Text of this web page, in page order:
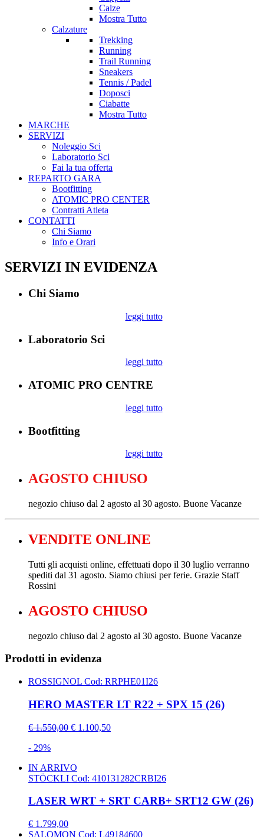
Calze
Mostra Tutto
Calzature
Trekking
Running
Trail Running
Sneakers
Tennis / Padel
Doposci
Ciabatte
Mostra Tutto
MARCHE
SERVIZI
Noleggio Sci
Laboratorio Sci
Fai la tua offerta
REPARTO GARA
Bootfitting
ATOMIC PRO CENTER
Contratti Atleta
CONTATTI
Chi Siamo
Info e Orari
SERVIZI IN EVIDENZA
Chi Siamo
leggi tutto
Laboratorio Sci
leggi tutto
ATOMIC PRO CENTRE
leggi tutto
Bootfitting
leggi tutto
AGOSTO CHIUSO
negozio chiuso dal 2 agosto al 30 agosto. Buone Vacanze
VENDITE ONLINE
Tutti gli acquisti online, effettuati dopo il 30 luglio verranno
spediti dal 31 agosto. Siamo chiusi per ferie. Grazie Staff
Rossini
AGOSTO CHIUSO
negozio chiuso dal 2 agosto al 30 agosto. Buone Vacanze
Prodotti in evidenza
ROSSIGNOL Cod: RRPHE01I26
HERO MASTER LT R22 + SPX 15 (26)
€ 1.550,00 € 1.100,50
- 29%
IN ARRIVO
STÖCKLI Cod: 410131282CRBI26
LASER WRT + SRT CARB+ SRT12 GW (26)
€ 1.799,00
SALOMON Cod: L49184600